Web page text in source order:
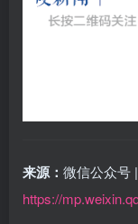
来源： 微信公众号 |
https://